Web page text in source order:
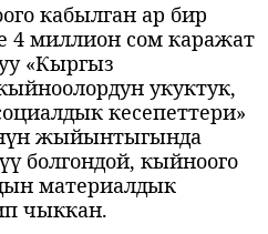
кабылган ар бир
4 миллион сом каражат
«Кыргыз
укуктук,
кесепеттери»
жыйынтыгында
болгондой, кыйноого
материалдык
чыккан.